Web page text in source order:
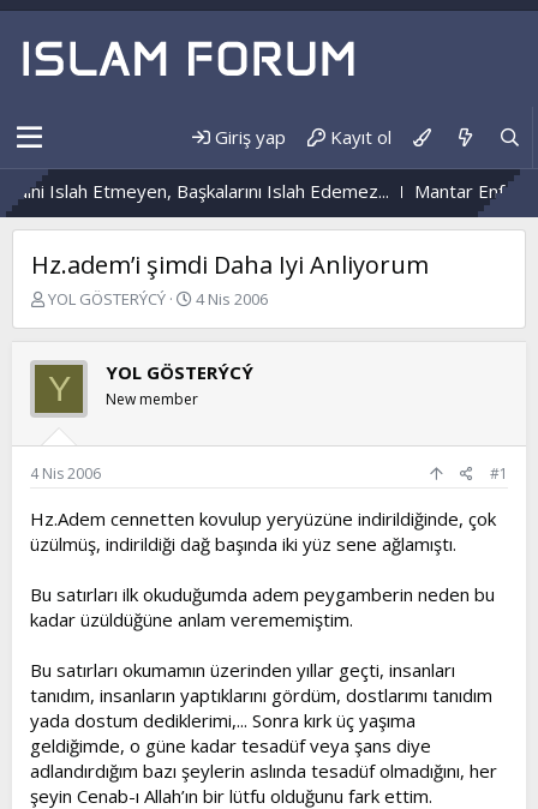
Giriş yap Kayıt ol
Islah Etmeyen, Başkalarını Islah Edemez... Mantar
Hz.adem’i şimdi Daha Iyi Anliyorum
K
b
u
u
b
a
l
a
t
n
YOL GÖSTERÝCÝ
B
l
a
n
ı
a
i
i
4 Nis 2006
Y YOL GÖSTERÝCÝ
New member
4 Nis 2006 #1
Hz.Adem cennetten kovulup yeryüzüne indirildiğinde, çok
üzülmüş, indirildiği dağ başında iki yüz sene ağlamıştı.
Bu satırları ilk okuduğumda adem peygamberin neden bu
kadar üzüldüğüne anlam verememiştim.
Bu satırları okumamın üzerinden yıllar geçti, insanları
tanıdım, insanların yaptıklarını gördüm, dostlarımı tanıdım
yada dostum dediklerimi,... Sonra kırk üç yaşıma
geldiğimde, o güne kadar tesadüf veya şans diye
adlandırdığım bazı şeylerin aslında tesadüf olmadığını, her
şeyin Cenab-ı Allah’ın bir lütfu olduğunu fark ettim.